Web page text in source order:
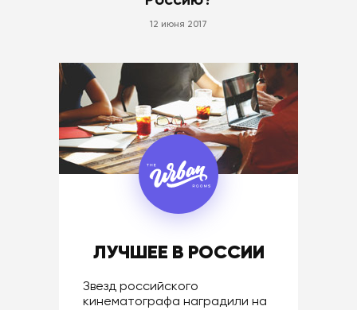
12 июня 2017
ЛУЧШЕЕ В РОССИИ
Звезд российского
кинематографа наградили на